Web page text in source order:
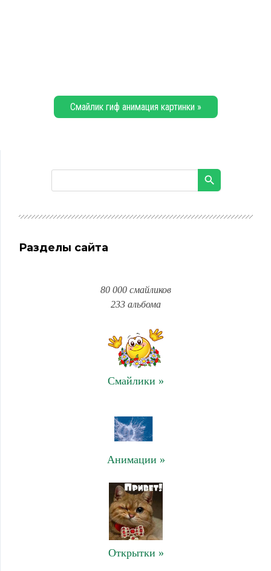
Смайлик гиф анимация картинки »
Разделы сайта
80 000 смайликов
233 альбома
Смайлики »
Анимации »
Открытки »